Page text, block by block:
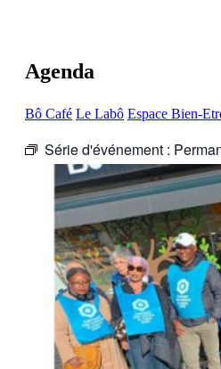
Agenda
Bô Café Le Labô Espace Bien-
Série d'événement :